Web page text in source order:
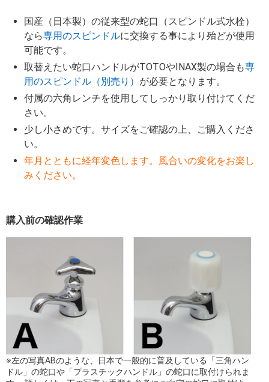
国産（日本製）の従来型の蛇口（スピンドル式水栓）
なら専用のスピンドルに交換する事により殆どが使用
可能です。
取替えたい蛇口ハンドルがTOTOやINAX製の場合も専
用のスピンドル（別売り） が必要となります。
付属の六角レンチを使用してしっかり取り付けてくだ
さい。
少し小さめです。サイズをご確認の上、ご購入くださ
い。
年月とともに経年変色します。風合いの変化をお楽し
みください。
購入前の確認作業
※左の写真ABのような、日本で一般的に普及している「三角ハン
ドル」の蛇口や「プラスチックハンドル」の蛇口に取付けられま